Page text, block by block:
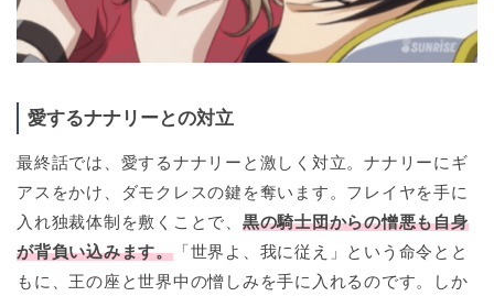
愛するナナリーとの対立
最終話では、愛するナナリーと激しく対立。ナナリーにギ
アスをかけ、ダモクレスの鍵を奪います。フレイヤを手に
入れ独裁体制を敷くことで、 黒の騎士団からの憎悪も自身
が背負い込みます。「世界よ、我に従え」という命令とと
もに、王の座と世界中の憎しみを手に入れるのです。しか